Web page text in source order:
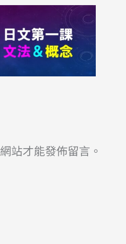
網站才能發佈留言。